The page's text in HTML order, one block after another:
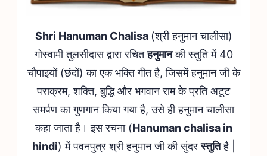
Shri Hanuman Chalisa (श्री हनुमान चालीसा)
गोस्वामी तुलसीदास द्वारा रचितहनुमानकी स्तुति में 40
चौपाइयों (छंदों) का एक भक्ति गीत है, जिसमें हनुमान जी के
पराक्रम, शक्ति, बुद्धि और भगवान राम के प्रति अटूट
समर्पण का गुणगान किया गया है, उसे ही हनुमान चालीसा
कहा जाता है। इस रचना (Hanuman chalisa in
hindi) में पवनपुत्र श्री हनुमान जी की सुंदरस्तुतिहै |